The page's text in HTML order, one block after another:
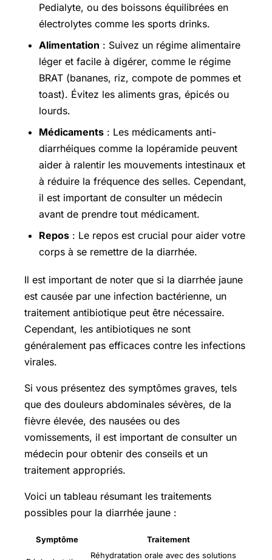
Pedialyte, ou des boissons équilibrées en
électrolytes comme les sports drinks.
Alimentation : Suivez un régime alimentaire
léger et facile à digérer, comme le régime
BRAT (bananes, riz, compote de pommes et
toast). Évitez les aliments gras, épicés ou
lourds.
Médicaments : Les médicaments anti-
diarrhéiques comme la lopéramide peuvent
aider à ralentir les mouvements intestinaux et
à réduire la fréquence des selles. Cependant,
il est important de consulter un médecin
avant de prendre tout médicament.
Repos : Le repos est crucial pour aider votre
corps à se remettre de la diarrhée.
Il est important de noter que si la diarrhée jaune
est causée par une infection bactérienne, un
traitement antibiotique peut être nécessaire.
Cependant, les antibiotiques ne sont
généralement pas efficaces contre les infections
virales.
Si vous présentez des symptômes graves, tels
que des douleurs abdominales sévères, de la
fièvre élevée, des nausées ou des
vomissements, il est important de consulter un
médecin pour obtenir des conseils et un
traitement appropriés.
Voici un tableau résumant les traitements
possibles pour la diarrhée jaune :
Symptôme Traitement
Réhydratation orale avec des solutions